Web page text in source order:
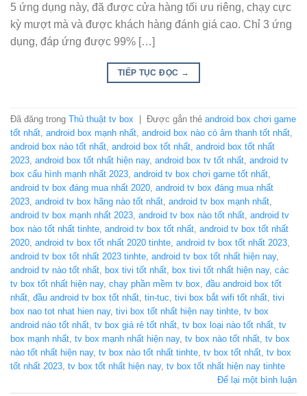
5 ứng dụng này, đã được cửa hàng tối ưu riêng, chạy cực
kỳ mượt mà và được khách hàng đánh giá cao. Chỉ 3 ứng
dụng, đáp ứng được 99% […]
TIẾP TỤC ĐỌC →
Đã đăng trong Thủ thuật tv box Được gắn thẻ android box chơi game
tốt nhất, android box mạnh nhất, android box nào có âm thanh tốt nhất,
android box nào tốt nhất, android box tốt nhất, android box tốt nhất
2023, android box tốt nhất hiện nay, android box tv tốt nhất, android tv
box cấu hình mạnh nhất 2023, android tv box chơi game tốt nhất,
android tv box đáng mua nhất 2020, android tv box đáng mua nhất
2023, android tv box hãng nào tốt nhất, android tv box mạnh nhất,
android tv box mạnh nhất 2023, android tv box nào tốt nhất, android tv
box nào tốt nhất tinhte, android tv box tốt nhất, android tv box tốt nhất
2020, android tv box tốt nhất 2020 tinhte, android tv box tốt nhất 2023,
android tv box tốt nhất 2023 tinhte, android tv box tốt nhất hiện nay,
android tv nào tốt nhất, box tivi tốt nhất, box tivi tốt nhất hiện nay, các
tv box tốt nhất hiện nay, chạy phần mềm tv box, đầu android box tốt
nhất, đầu android tv box tốt nhất, tin-tuc, tivi box bắt wifi tốt nhất, tivi
box nao tot nhat hien nay, tivi box tốt nhất hiện nay tinhte, tv box
android nào tốt nhất, tv box giá rẻ tốt nhất, tv box loại nào tốt nhất, tv
box mạnh nhất, tv box mạnh nhất hiện nay, tv box nào tốt nhất, tv box
nào tốt nhất hiện nay, tv box nào tốt nhất tinhte, tv box tốt nhất, tv box
tốt nhất 2023, tv box tốt nhất hiện nay, tv box tốt nhất hiện nay tinhte
Để lại một bình luận